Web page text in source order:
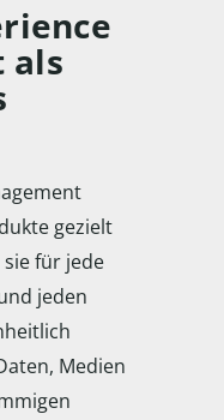
als
gezielt
für jede
jeden
Medien